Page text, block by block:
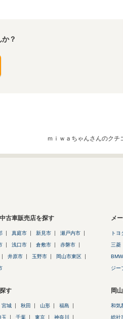
？
ｍｉｗａちゃんさんのク
古車販売店を探す
真庭市 新見市 瀬戸内市
浅口市 倉敷市 赤磐市
井原市 玉野市 岡山市東区
メ
トヨ
三菱
BMW
ジー
す
宮城 秋田 山形 福島
玉 千葉 東京 神奈川
岡
和気
総社